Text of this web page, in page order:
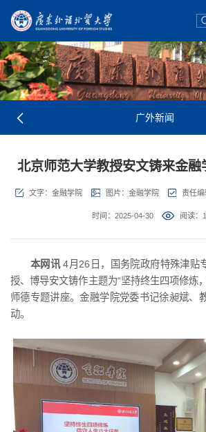
广外新闻
北京师范大学教授安文铸来金融
文字：金融学院 图片：金融学院 责任编
时间：2025-04-30 阅读：
本网讯4月26日，国务院政府特殊津贴
授、博导安文铸作主题为“坚持终生四项修炼
师德专题讲座。金融学院党委书记徐昶斌、
动。